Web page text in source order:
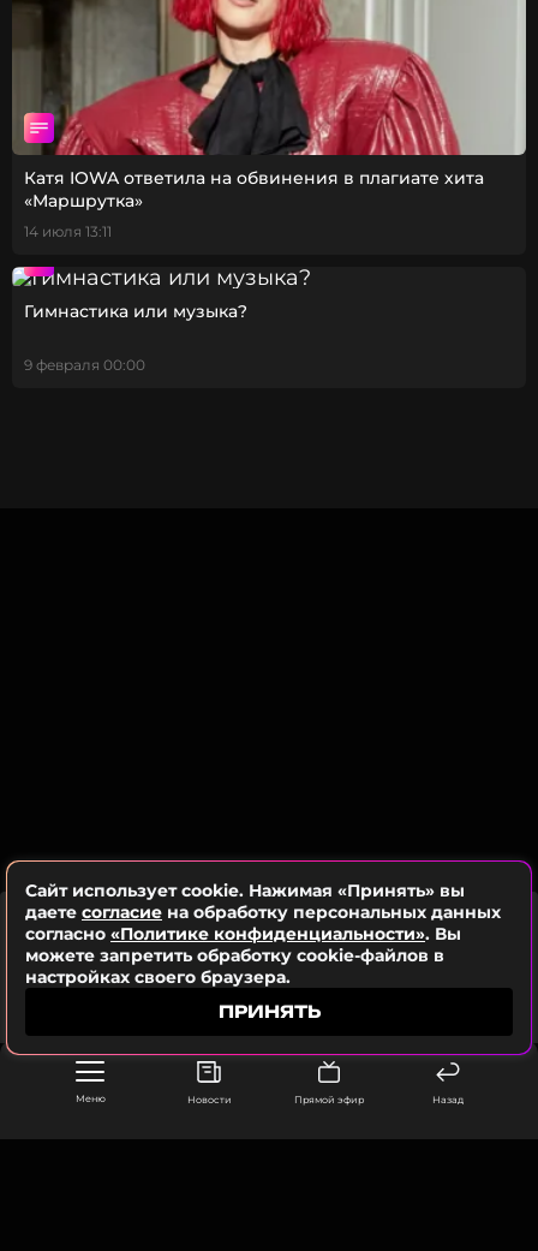
Меню Новости Прямой эфир Назад
LEONID RUDENKO FEAT. ALINA
EREMIA & DOMINIQUE YOUNG
UNIQUE
Love & Lover
Катя IOWA ответила на обвинения в плагиате хита
«Маршрутка»
14 июля 13:11
Гимнастика или музыка?
9 февраля 00:00
Сайт использует cookie. Нажимая «Принять» вы
даете согласие на обработку персональных данных
согласно «Политике конфиденциальности». Вы
можете запретить обработку cookie-файлов в
настройках своего браузера.
ПРИНЯТЬ